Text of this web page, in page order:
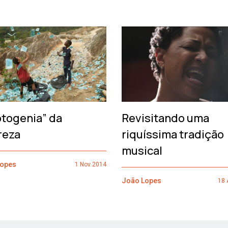
da
1 Nov 2014
Revisitando uma
riquíssima tradição
musical
João Lopes 18